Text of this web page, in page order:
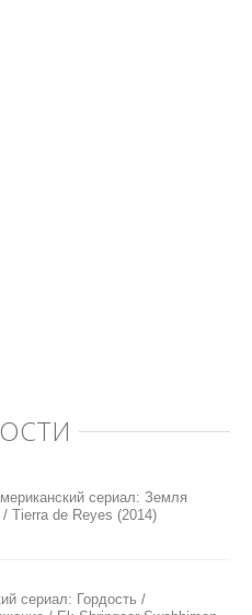
сериал: Земля
/ Tierra de Reyes (2014)
сериал: Гордость /